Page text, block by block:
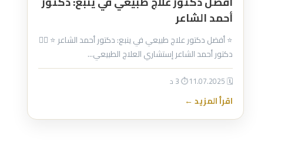
أحمد الشاعر
⭐ أفضل دكتور علاج طبيعي في ينبع: دكتور أحمد الشاعر ⭐ 👨‍⚕️
دكتور أحمد الشاعر إستشاري العلاج الطبيعي…
🗓 11.07.2025 ⏱ 3 د
اقرأ المزيد ←